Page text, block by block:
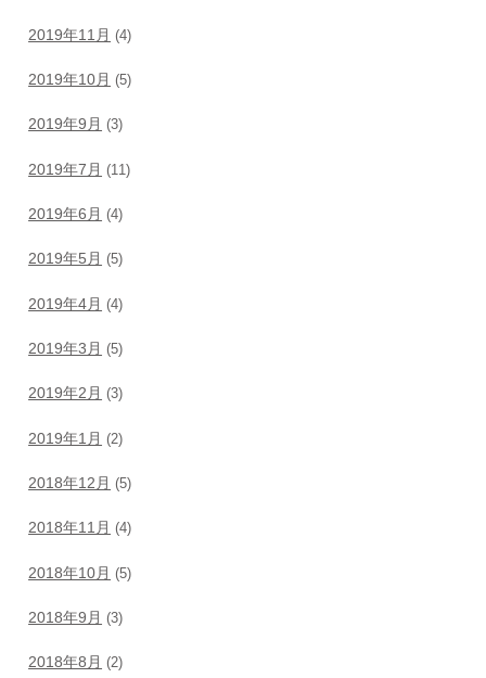
2019年11月 (4)
2019年10月 (5)
2019年9月 (3)
2019年7月 (11)
2019年6月 (4)
2019年5月 (5)
2019年4月 (4)
2019年3月 (5)
2019年2月 (3)
2019年1月 (2)
2018年12月 (5)
2018年11月 (4)
2018年10月 (5)
2018年9月 (3)
2018年8月 (2)